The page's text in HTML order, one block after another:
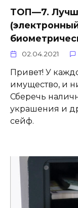
ТОП—7.
02.04.2021
Привет! У
имущество, и
Сберечь
украшения и
сейф.